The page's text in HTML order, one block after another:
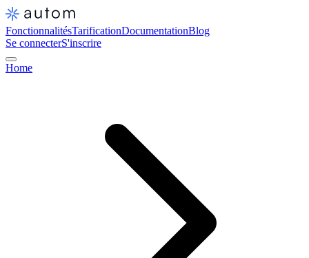
FonctionnalitésTarificationDocumentationBlog
Se connecterS'inscrire
Home